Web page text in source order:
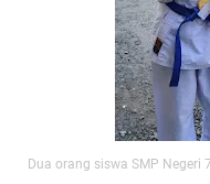
Dua orang siswa SMP